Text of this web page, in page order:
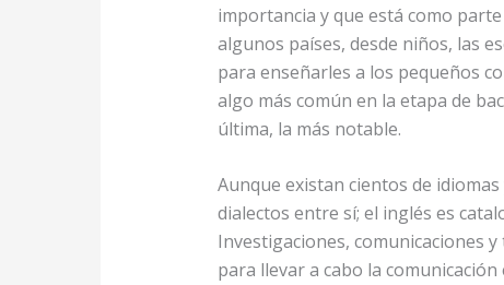
importancia y que está como
algunos países, desde niños, las
para enseñarles a los pequeños
algo más común en la etapa de
última, la más notable.
Aunque existan cientos de
dialectos entre sí; el inglés es
Investigaciones, comunicaciones
para llevar a cabo la